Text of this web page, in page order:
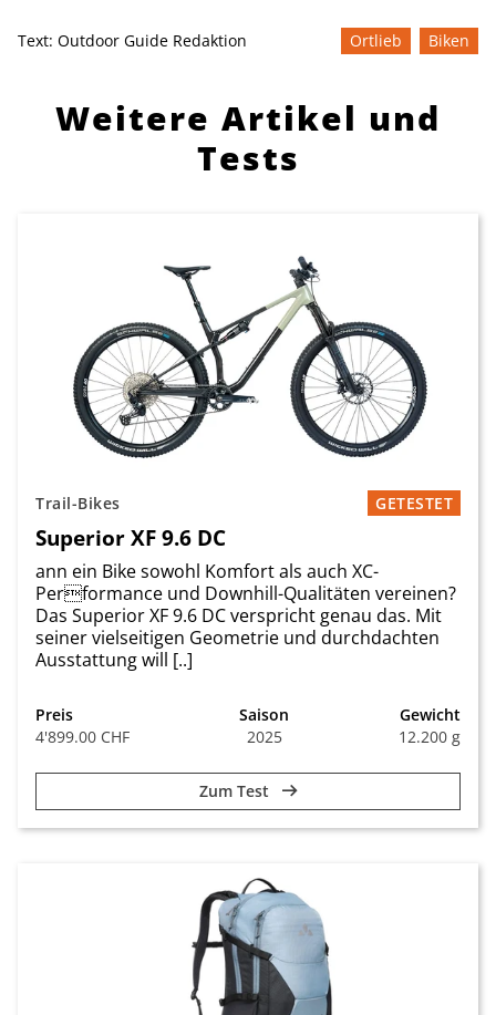
Text: Outdoor Guide Redaktion Ortlieb Biken
Weitere Artikel und
Tests
Trail-Bikes GETESTET
Superior XF 9.6 DC
ann ein Bike sowohl Komfort als auch XC-
Performance und Downhill-Qualitäten vereinen?
Das Superior XF 9.6 DC verspricht genau das. Mit
seiner vielseitigen Geometrie und durchdachten
Ausstattung will [..]
Preis
4'899.00 CHF
Saison
2025
Gewicht
12.200 g
Zum Test